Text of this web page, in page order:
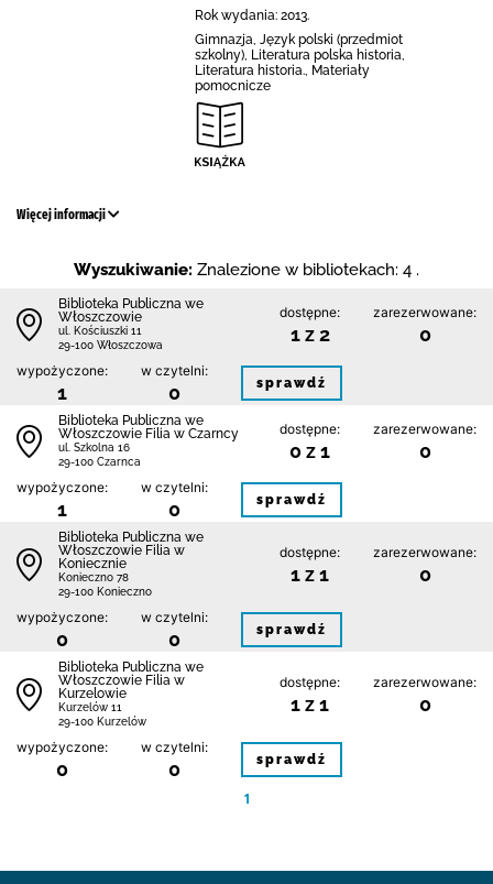
Rok wydania: 2013.
Gimnazja, Język polski (przedmiot
szkolny), Literatura polska historia,
Literatura historia., Materiały
pomocnicze
Więcej informacji
Wyszukiwanie: Znalezione w bibliotekach: 4 .
Biblioteka Publiczna we
Włoszczowie
ul. Kościuszki 11
29-100 Włoszczowa
dostępne:
1 z 2
zarezerwowane:
0
wypożyczone:
1
w czytelni:
0 sprawdź
Biblioteka Publiczna we
Włoszczowie Filia w Czarncy
ul. Szkolna 16
29-100 Czarnca
dostępne:
0 z 1
zarezerwowane:
0
wypożyczone:
1
w czytelni:
0 sprawdź
Biblioteka Publiczna we
Włoszczowie Filia w
Koniecznie
Konieczno 78
29-100 Konieczno
dostępne:
1 z 1
zarezerwowane:
0
wypożyczone:
0
w czytelni:
0 sprawdź
Biblioteka Publiczna we
Włoszczowie Filia w
Kurzelowie
Kurzelów 11
29-100 Kurzelów
dostępne:
1 z 1
zarezerwowane:
0
wypożyczone:
0
w czytelni:
0 sprawdź
1